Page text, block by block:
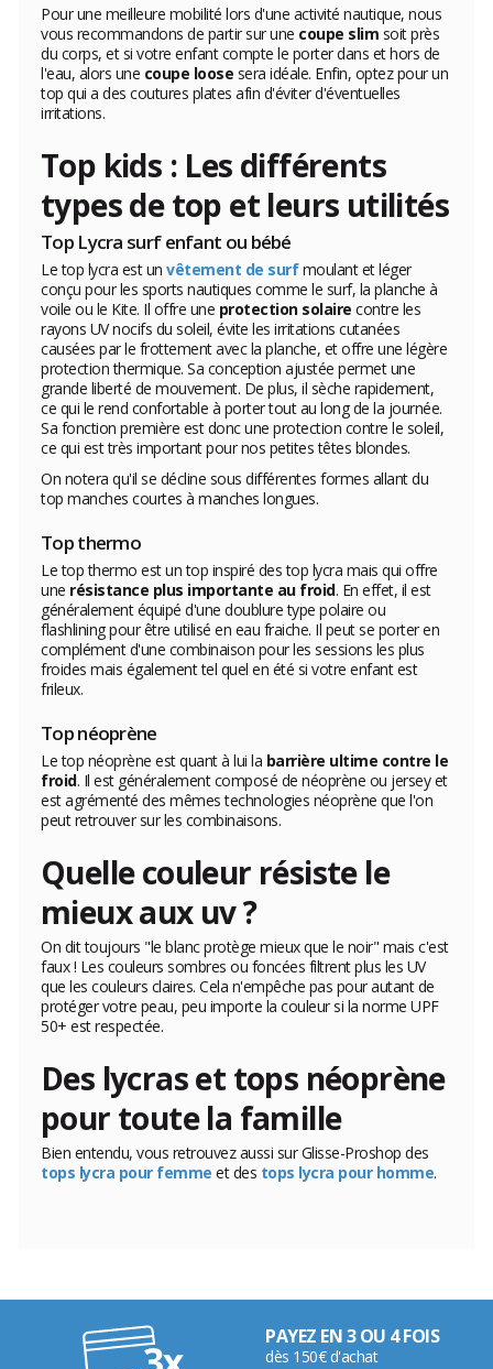
Pour une meilleure mobilité lors d'une activité nautique, nous
vous recommandons de partir sur une coupe slim soit près
du corps, et si votre enfant compte le porter dans et hors de
l'eau, alors une coupe loose sera idéale. Enfin, optez pour un
top qui a des coutures plates afin d'éviter d'éventuelles
irritations.
Top kids : Les différents
types de top et leurs utilités
Top Lycra surf enfant ou bébé
Le top lycra est un vêtement de surfmoulant et léger
conçu pour les sports nautiques comme le surf, la planche à
voile ou le Kite. Il offre une protection solaire contre les
rayons UV nocifs du soleil, évite les irritations cutanées
causées par le frottement avec la planche, et offre une légère
protection thermique. Sa conception ajustée permet une
grande liberté de mouvement. De plus, il sèche rapidement,
ce qui le rend confortable à porter tout au long de la journée.
Sa fonction première est donc une protection contre le soleil,
ce qui est très important pour nos petites têtes blondes.
On notera qu'il se décline sous différentes formes allant du
top manches courtes à manches longues.
Top thermo
Le top thermo est un top inspiré des top lycra mais qui offre
une résistance plus importante au froid. En effet, il est
généralement équipé d'une doublure type polaire ou
flashlining pour être utilisé en eau fraiche. Il peut se porter en
complément d'une combinaison pour les sessions les plus
froides mais également tel quel en été si votre enfant est
frileux.
Top néoprène
Le top néoprène est quant à lui la barrière ultime contre le
froid. Il est généralement composé de néoprène ou jersey et
est agrémenté des mêmes technologies néoprène que l'on
peut retrouver sur les combinaisons.
Quelle couleur résistele
mieuxaux uv ?
On dit toujours "le blanc protège mieux que le noir" mais c'est
faux ! Les couleurs sombres ou foncées filtrent plus les UV
que les couleurs claires. Cela n'empêche pas pour autant de
protéger votre peau, peu importe la couleur si la norme UPF
50+ est respectée.
Des lycras et tops néoprène
pour toute la famille
Bien entendu, vous retrouvez aussi sur Glisse-Proshop des
tops lycra pour femme et des tops lycra pour homme.
PAYEZ EN 3 OU 4 FOIS
dès 150€ d'achat